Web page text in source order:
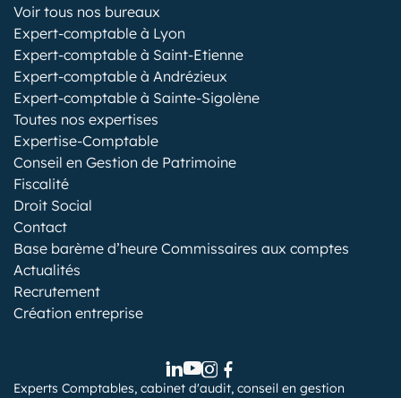
Voir tous nos bureaux
Expert-comptable à Lyon
Expert-comptable à Saint-Etienne
Expert-comptable à Andrézieux
Expert-comptable à Sainte-Sigolène
Toutes nos expertises
Expertise-Comptable
Conseil en Gestion de Patrimoine
Fiscalité
Droit Social
Contact
Base barème d’heure Commissaires aux comptes
Actualités
Recrutement
Création entreprise
Experts Comptables, cabinet d'audit, conseil en gestion